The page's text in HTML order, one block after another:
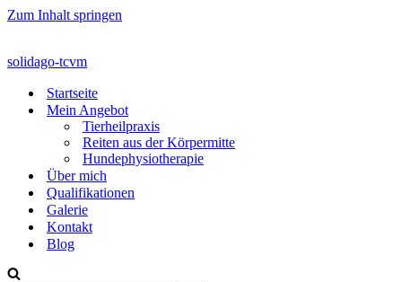
Zum Inhalt springen
solidago-tcvm
Startseite
Mein Angebot
Tierheilpraxis
Reiten aus der Körpermitte
Hundephysiotherapie
Über mich
Qualifikationen
Galerie
Kontakt
Blog